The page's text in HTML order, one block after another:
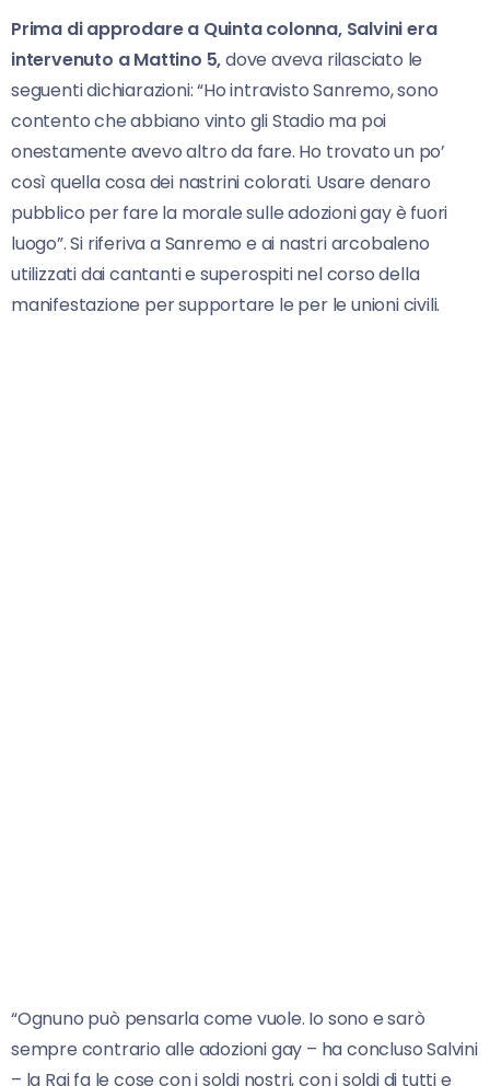
Prima di approdare a Quinta colonna, Salvini era
intervenuto a Mattino 5,dove aveva rilasciato le
seguenti dichiarazioni: “Ho intravisto Sanremo, sono
contento che abbiano vinto gli Stadio ma poi
onestamente avevo altro da fare. Ho trovato un po’
così quella cosa dei nastrini colorati. Usare denaro
pubblico per fare la morale sulle adozioni gay è fuori
luogo”. Si riferiva a Sanremo e ai nastri arcobaleno
utilizzati dai cantanti e superospiti nel corso della
manifestazione per supportare le per le unioni civili.
“Ognuno può pensarla come vuole. Io sono e sarò
sempre contrario alle adozioni gay – ha concluso Salvini
– la Rai fa le cose con i soldi nostri, con i soldi di tutti e